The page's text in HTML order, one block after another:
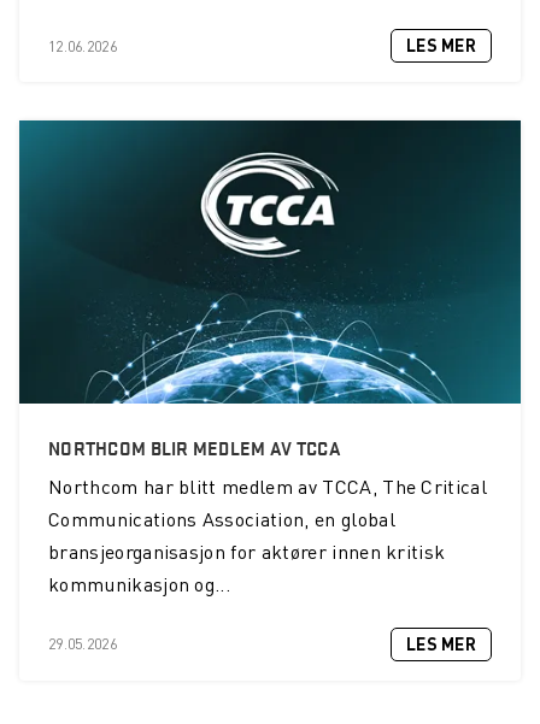
12.06.2026 LES MER
NORTHCOM BLIR MEDLEM AV TCCA
Northcom har blitt medlem av TCCA, The Critical
Communications Association, en global
bransjeorganisasjon for aktører innen kritisk
kommunikasjon og...
29.05.2026 LES MER